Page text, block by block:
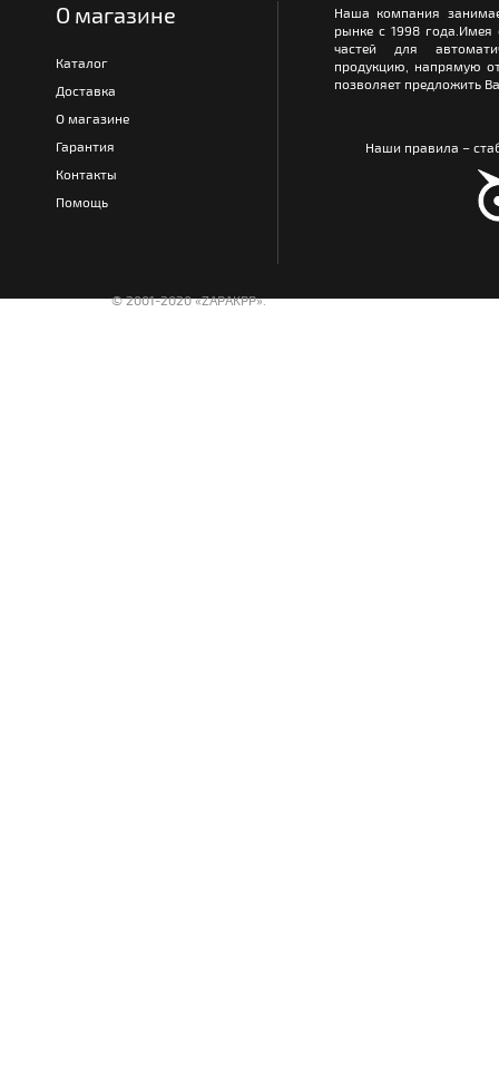
О магазине
Каталог
Доставка
О магазине
Гарантия
Контакты
Помощь
Наша компания
рынке с 1998
частей для
продукцию, напрямую
позволяет предложить
Наши правила –
© 2001-2020 «ZAPAKPP».